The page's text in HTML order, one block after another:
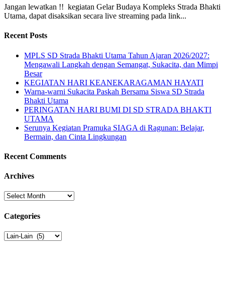
Jangan lewatkan !! kegiatan Gelar Budaya Kompleks Strada Bhakti
Utama, dapat disaksikan secara live streaming pada link...
Recent Posts
MPLS SD Strada Bhakti Utama Tahun Ajaran 2026/2027:
Mengawali Langkah dengan Semangat, Sukacita, dan Mimpi
Besar
KEGIATAN HARI KEANEKARAGAMAN HAYATI
Warna-warni Sukacita Paskah Bersama Siswa SD Strada
Bhakti Utama
PERINGATAN HARI BUMI DI SD STRADA BHAKTI
UTAMA
Serunya Kegiatan Pramuka SIAGA di Ragunan: Belajar,
Bermain, dan Cinta Lingkungan
Recent Comments
Archives
Archives
Categories
Categories